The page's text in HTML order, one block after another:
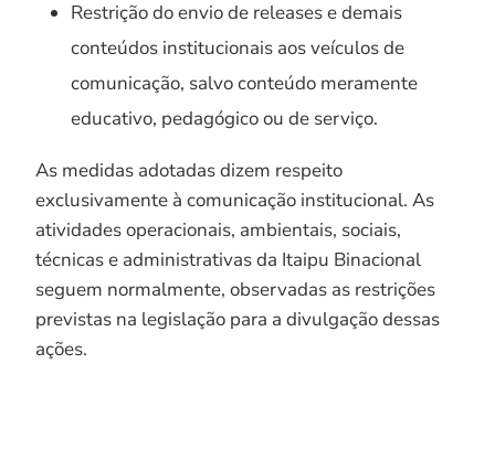
Restrição do envio de releases e demais
conteúdos institucionais aos veículos de
comunicação, salvo conteúdo meramente
educativo, pedagógico ou de serviço.
As medidas adotadas dizem respeito
exclusivamente à comunicação institucional. As
atividades operacionais, ambientais, sociais,
técnicas e administrativas da Itaipu Binacional
seguem normalmente, observadas as restrições
previstas na legislação para a divulgação dessas
ações.